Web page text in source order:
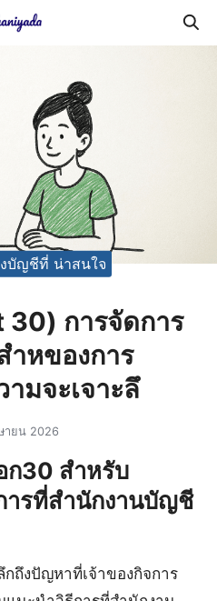
บัญชีที่ น่าสนใจ
การจัดการ
หของการ
มจะเจาะลึ
ายน 2026
ก30 สำหรับ
ารที่สำนักงานบัญชี
ถึงปัญหาที่เจ้าของกิจการ